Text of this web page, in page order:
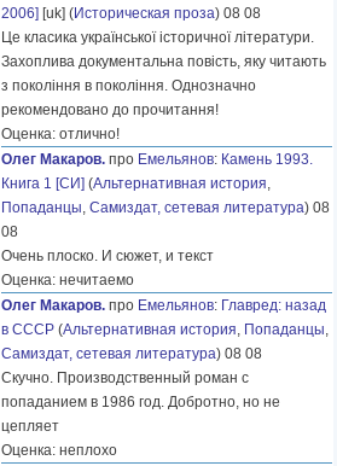
2006] [uk] (Историческая проза) 08 08
Це класика української історичної літератури.
Захоплива документальна повість, яку читають
з покоління в покоління. Однозначно
рекомендовано до прочитання!
Оценка: отлично!
Олег Макаров. про Емельянов: Камень 1993.
Книга 1 [СИ] (Альтернативная история,
Попаданцы, Самиздат, сетевая литература) 08
08
Очень плоско. И сюжет, и текст
Оценка: нечитаемо
Олег Макаров. про Емельянов: Главред: назад
в СССР (Альтернативная история, Попаданцы,
Самиздат, сетевая литература) 08 08
Скучно. Производственный роман с
попаданием в 1986 год. Добротно, но не
цепляет
Оценка: неплохо